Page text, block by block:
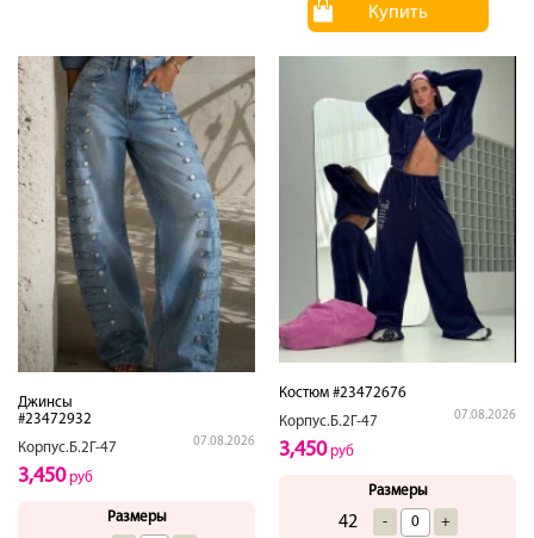
Купить
Джинсы
#23472932
Корпус.Б.2Г-47
07.08.2026
3,450руб
Размеры
Костюм #23472676
Корпус.Б.2Г-47
07.08.2026
3,450руб
Размеры
42 - +